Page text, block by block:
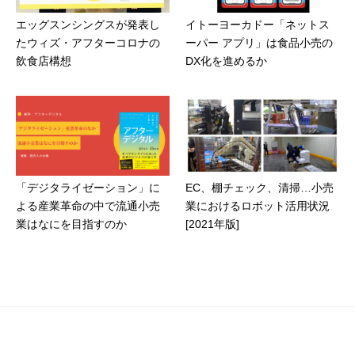
エッグスンシングスが発表し
たウィズ・アフターコロナの
飲食店構想
イトーヨーカドー「ネットス
ーパー アプリ」は食品小売の
DX化を進めるか
「デジタライゼーション」に
よる産業革命の中で流通小売
業はなにを目指すのか
EC、棚チェック、清掃…小売
業におけるロボット活用状況
[2021年版]